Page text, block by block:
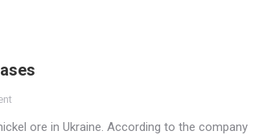
ore in Ukraine. According to the company